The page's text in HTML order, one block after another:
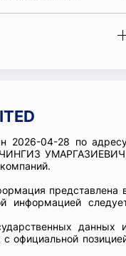
2026-04-28 по
ЧИНГИЗ
представлена
информацией
данных
официальной